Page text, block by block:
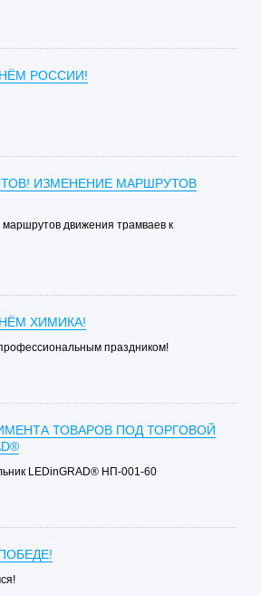
РОССИИ!
ИЗМЕНЕНИЕ МАРШРУТОВ
движения трамваев к
ХИМИКА!
праздником!
ТОВАРОВ ПОД ТОРГОВОЙ
LEDinGRAD® НП-001-60